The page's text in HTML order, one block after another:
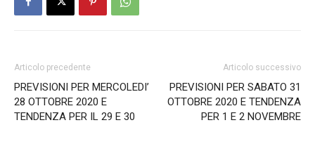
Articolo precedente
PREVISIONI PER MERCOLEDI’
28 OTTOBRE 2020 E
TENDENZA PER IL 29 E 30
Articolo successivo
PREVISIONI PER SABATO 31
OTTOBRE 2020 E TENDENZA
PER 1 E 2 NOVEMBRE